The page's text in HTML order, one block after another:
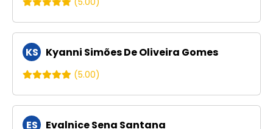
KS Kyanni Simões De Oliveira Gomes
(5.00)
ES Evalnice Sena Santana